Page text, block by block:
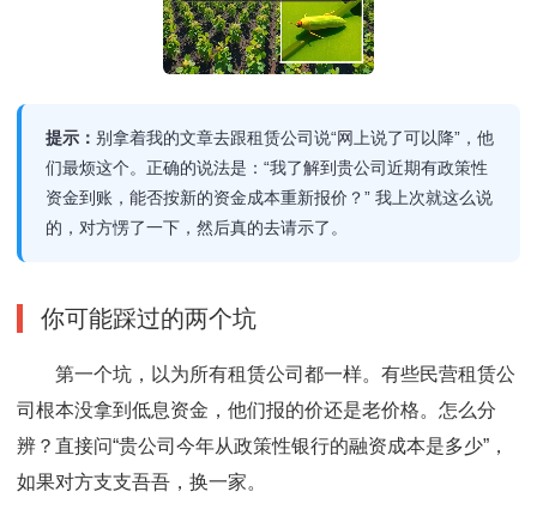
提示： 别拿着我的文章去跟租赁公司说“网上说了可以降”，他
们最烦这个。正确的说法是：“我了解到贵公司近期有政策性
资金到账，能否按新的资金成本重新报价？” 我上次就这么说
的，对方愣了一下，然后真的去请示了。
你可能踩过的两个坑
第一个坑，以为所有租赁公司都一样。有些民营租赁公
司根本没拿到低息资金，他们报的价还是老价格。怎么分
辨？直接问“贵公司今年从政策性银行的融资成本是多少”，
如果对方支支吾吾，换一家。